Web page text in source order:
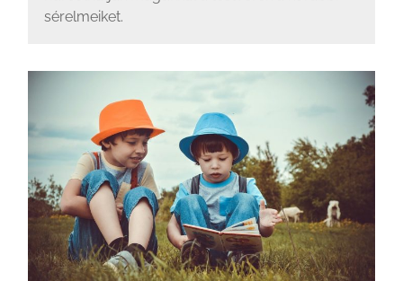
sérelmeiket.